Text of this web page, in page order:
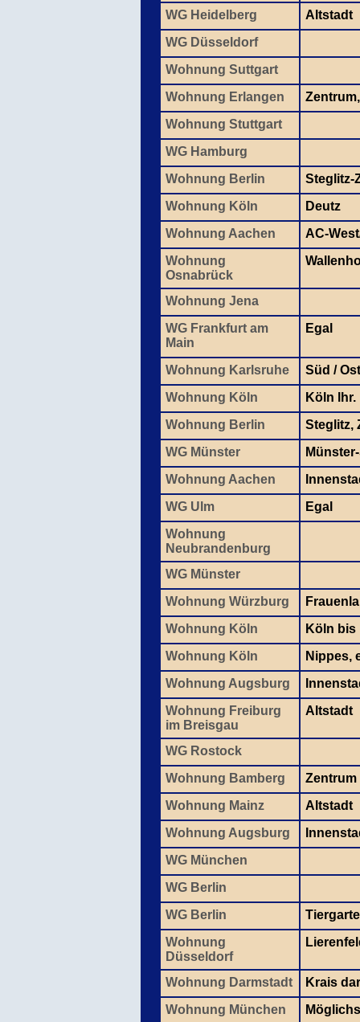
WG Heidelberg
Altstadt
WG Düsseldorf
Wohnung Suttgart
Wohnung Erlangen
Wohnung Stuttgart
WG Hamburg
Wohnung Berlin
Steglitz-
Wohnung Köln
Deutz
Wohnung Aachen
AC-
Wohnung
Osnabrück
Wohnung Jena
WG Frankfurt am
Main
Egal
Wohnung Karlsruhe
Süd / Ost
Wohnung Köln
Köln
Wohnung Berlin
Steglitz,
WG Münster
Wohnung Aachen
WG Ulm
Egal
Wohnung
Neubrandenburg
WG Münster
Wohnung Würzburg
Wohnung Köln
Köln
Wohnung Köln
Nippes,
Wohnung Augsburg
Wohnung Freiburg
im Breisgau
Altstadt
WG Rostock
Wohnung Bamberg
Zentrum
Wohnung Mainz
Altstadt
Wohnung Augsburg
WG München
WG Berlin
WG Berlin
Wohnung
Düsseldorf
Wohnung Darmstadt
Krais
Wohnung München